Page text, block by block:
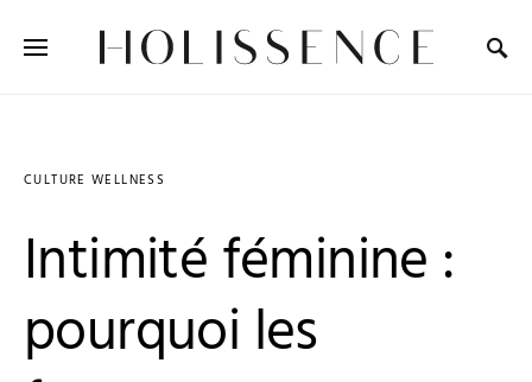
CULTURE WELLNESS
Intimité féminine :
pourquoi les